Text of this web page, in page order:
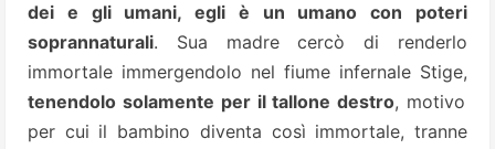
dei e gli umani, egli è un umano con poteri
soprannaturali. Sua madre cercò di renderlo
immortale immergendolo nel fiume infernale Stige,
tenendolo solamente per il tallone destro, motivo
per cui il bambino diventa così immortale, tranne